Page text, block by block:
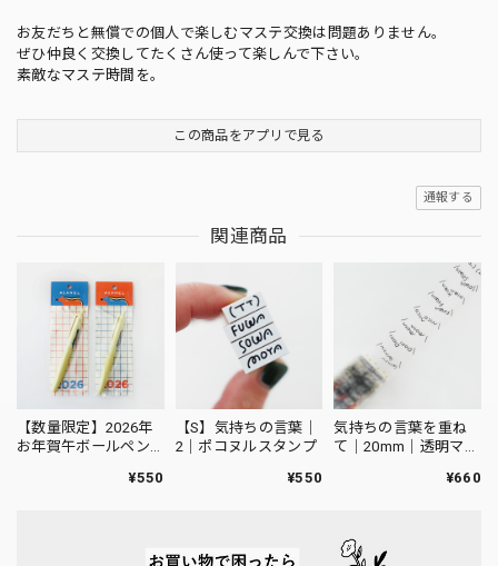
お友だちと無償での個人で楽しむマステ交換は問題ありません。
ぜひ仲良く交換してたくさん使って楽しんで下さい。
素敵なマステ時間を。
この商品をアプリで見る
通報する
関連商品
【数量限定】2026年
お年賀午ボールペン
¥550
【S】気持ちの言葉｜
2｜ポコヌルスタンプ
¥550
気持ちの言葉を重ね
て｜20mm｜透明マス
¥660